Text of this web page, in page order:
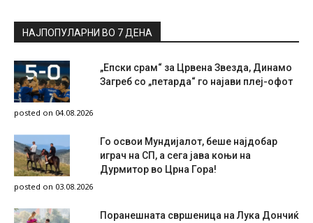
НАЈПОПУЛАРНИ ВО 7 ДЕНА
„Епски срам“ за Црвена Звезда, Динамо
Загреб со „петарда“ го најави плеј-офот
posted on 04.08.2026
Го освои Мундијалот, беше најдобар
играч на СП, а сега јава коњи на
Дурмитор во Црна Гора!
posted on 03.08.2026
Поранешната свршеница на Лука Дончиќ